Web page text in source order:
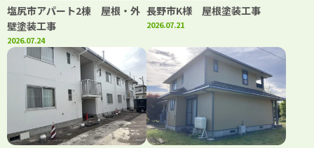
外壁塗装
屋根塗装
塩尻市アパート2棟 屋根・外
壁塗装工事
2026.07.24
長野市K様 屋根塗装工事
2026.07.21